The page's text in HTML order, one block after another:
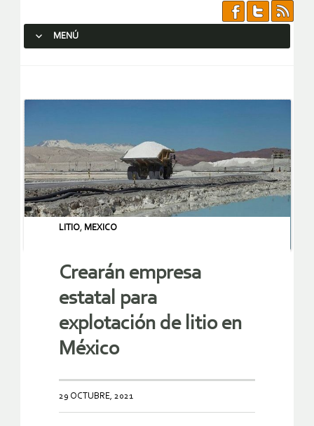
MENÚ
LITIO, MEXICO
Crearán empresa
estatal para
explotación de litio en
México
29 OCTUBRE, 2021